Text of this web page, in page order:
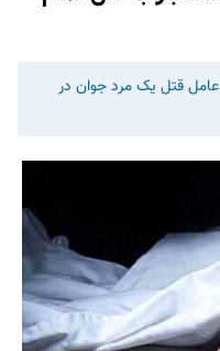
قتل یک مرد جوان در